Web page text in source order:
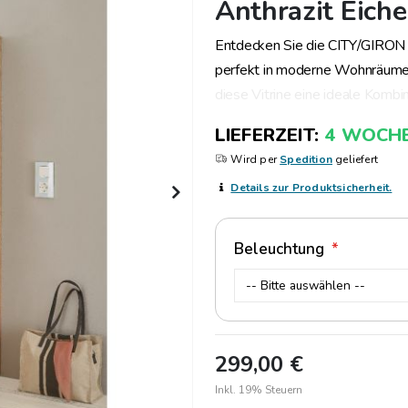
Anthrazit
Entdecken Sie die CITY/
perfekt in moderne
diese Vitrine eine ideale
Dekor einen natürlichen
ihre Glaseinsätze den Blick auf
Einlegeböden für ausreichend
stilvoll zu präsentieren. Dank
Verarbeitung passt die CITY
zusätzlichen Stauraum
LIEFERZEIT 4
Wird perSpeditiongeliefert
Details zur Produktsicherheit.
Beleuchtung
299,00 €
Inkl. 19% Steuern